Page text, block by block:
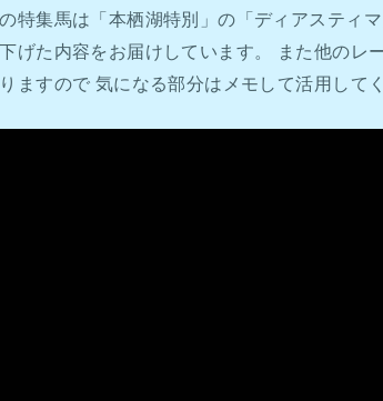
特集馬は「本栖湖特別」の「ディアスティ
げた内容をお届けしています。 また他のレ
ますので 気になる部分はメモして活用して